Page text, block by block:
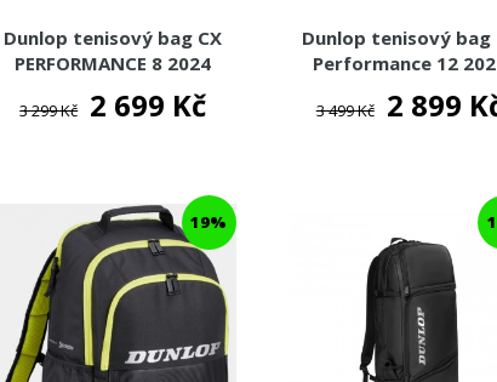
Dunlop tenisový bag CX
PERFORMANCE 8 2024
3 299 Kč 2 699 Kč
Dunlop tenisový bag
Performance 12
3 499 Kč 2 899
19%